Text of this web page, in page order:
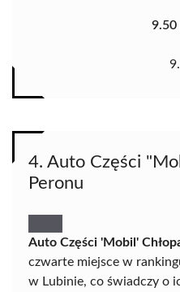
9.50
4. Auto Części
Peronu
Auto Części 'Mobil'
czwarte miejsce w
w Lubinie, co świadczy o